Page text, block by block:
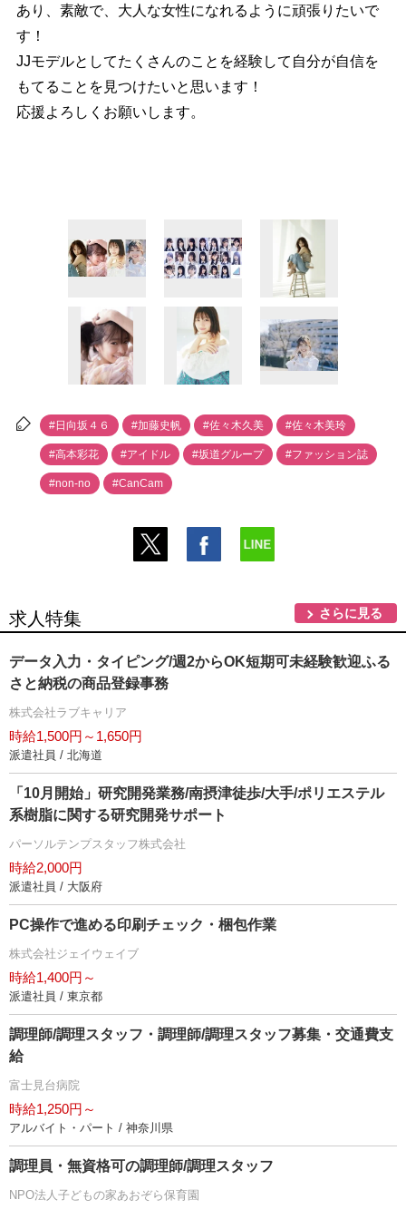
あり、素敵で、大人な女性になれるように頑張りたいで
す！
JJモデルとしてたくさんのことを経験して自分が自信を
もてることを見つけたいと思います！
応援よろしくお願いします。
#日向坂４６ #加藤史帆 #佐々木久美 #佐々木美玲
#高本彩花 #アイドル #坂道グループ #ファッション誌
#non-no #CanCam
求人特集 さらに見る
データ入力・タイピング/週2からOK短期可未経験歓迎ふる
さと納税の商品登録事務
株式会社ラブキャリア
時給1,500円～1,650円
派遣社員 / 北海道
「10月開始」研究開発業務/南摂津徒歩/大手/ポリエステル
系樹脂に関する研究開発サポート
パーソルテンプスタッフ株式会社
時給2,000円
派遣社員 / 大阪府
PC操作で進める印刷チェック・梱包作業
株式会社ジェイウェイブ
時給1,400円～
派遣社員 / 東京都
調理師/調理スタッフ・調理師/調理スタッフ募集・交通費支
給
富士見台病院
時給1,250円～
アルバイト・パート / 神奈川県
調理員・無資格可の調理師/調理スタッフ
NPO法人子どもの家あおぞら保育園